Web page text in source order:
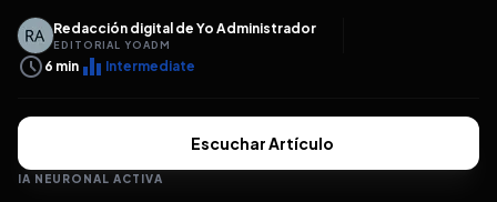
Redacción digital de Yo Administrador
EDITORIAL YOADM
schedule 6 min equalizer Intermediate
Escuchar Artículo
IA NEURONAL ACTIVA